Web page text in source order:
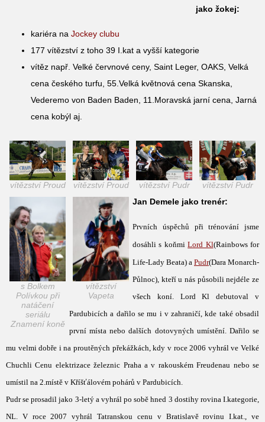
jako žokej:
kariéra na Jockey clubu
177 vítězství z toho 39 I.kat a vyšší kategorie
vítěz např. Velké červnové ceny, Saint Leger, OAKS, Velká
cena českého turfu, 55.Velká květnová cena Skanska,
Vederemo von Baden Baden, 11.Moravská jarní cena, Jarná
cena kobýl aj.
vítězství Proud vítězství Proud vítězství Pudr vítězství Pudr
s Bolkem
Polívkou při
natáčení
seriálu
Znamení koně
vítězství
Vapeta
Jan Demele jako trenér:
Prvních úspěchů při trénování jsme
dosáhli s koňmiLord Kl(Rainbows for
Life-Lady Beata) a Pudr(Dara Monarch-
Půlnoc), kteří u nás působili nejdéle ze
všech koní. Lord Kl
debutoval v
Pardubicích a dařilo se mu i v zahraničí, kde také obsadil
první místa nebo dalších dotovyných umístění. Dařilo se
mu velmi dobře i na proutěných překážkách, kdy v roce 2006 vyhrál ve Velké
Chuchli Cenu elektrizace železnic Praha a v rakouském Freudenau nebo se
umístil na 2.místě v Kříšťálovém pohárů v Pardubicích.
Pudr se prosadil jako 3-letý a vyhrál po sobě hned 3 dostihy rovina I.kategorie,
NL. V roce 2007 vyhrál Tatranskou cenu v Bratislavě rovinu I.kat., ve